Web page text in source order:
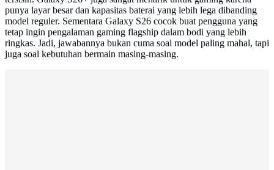
punya layar besar dan kapasitas baterai yang lebih lega dibanding
model reguler. Sementara Galaxy S26 cocok buat pengguna yang
tetap ingin pengalaman gaming flagship dalam bodi yang lebih
ringkas. Jadi, jawabannya bukan cuma soal model paling mahal, tapi
juga soal kebutuhan bermain masing-masing.